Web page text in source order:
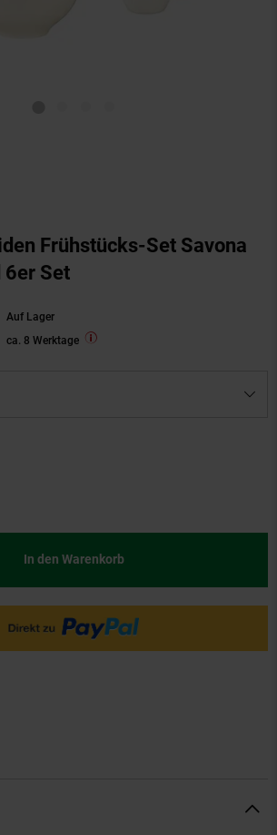
Frühstücks-Set Savona
6er Set
Auf Lager
ca. 8 Werktage
In den Warenkorb